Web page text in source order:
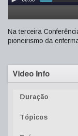
Na terceira
pioneirismo da
Video Info
Duração
Tópicos